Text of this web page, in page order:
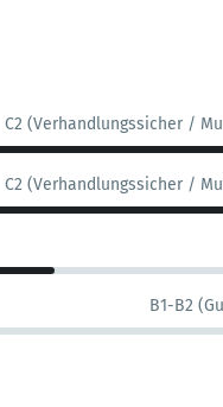
C2 (Verhandlungssicher /
C2 (Verhandlungssicher /
B1-B2